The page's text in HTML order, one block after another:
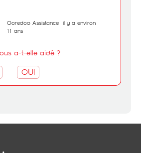
Ooredoo Assistance il y a environ
11 ans
a-t-elle aidé ?
OUI